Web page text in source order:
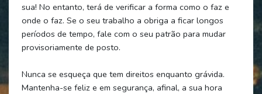
sua! No entanto, terá de verificar a forma como o faz e
onde o faz. Se o seu trabalho a obriga a ficar longos
períodos de tempo, fale com o seu patrão para mudar
provisoriamente de posto.
Nunca se esqueça que tem direitos enquanto grávida.
Mantenha-se feliz e em segurança, afinal, a sua hora